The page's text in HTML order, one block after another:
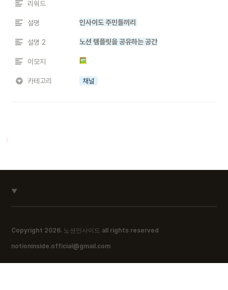
리워드
설명 인사이도 주민들끼리
설명 2 노션 템플릿을 공유하는 공간
이모지
카테고리 채널
▼
Copyright 2026. 노션인사이드 all rights reserved
notioninside.official@gmail.com